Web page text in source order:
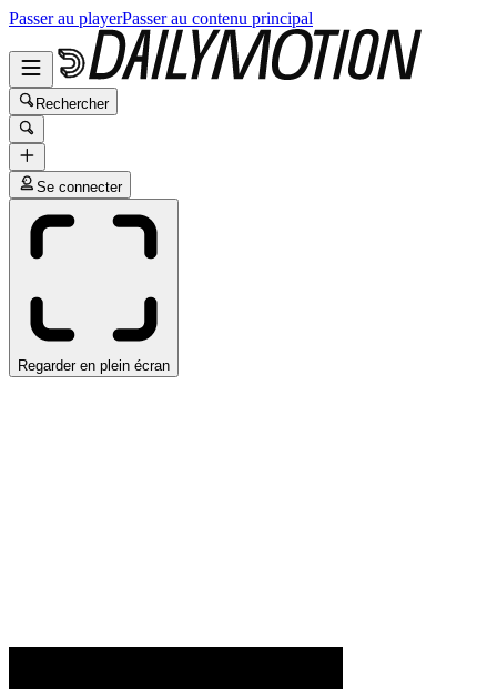
Passer au playerPasser au contenu principal
Rechercher
Se connecter
Regarder en plein écran